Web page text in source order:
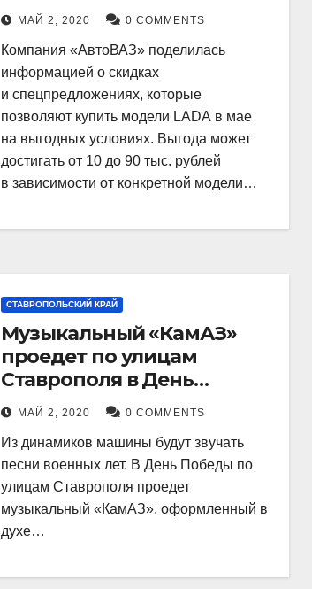
МАЙ 2, 2020 0 COMMENTS
Компания «АвтоВАЗ» поделилась
информацией о скидках
и спецпредложениях, которые
позволяют купить модели LADA в мае
на выгодных условиях. Выгода может
достигать от 10 до 90 тыс. рублей
в зависимости от конкретной модели…
СТАВРОПОЛЬСКИЙ КРАЙ
Музыкальный «КамАЗ»
проедет по улицам
Ставрополя в День
Победы
МАЙ 2, 2020 0 COMMENTS
Из динамиков машины будут звучать
песни военных лет. В День Победы по
улицам Ставрополя проедет
музыкальный «КамАЗ», оформленный в
духе…